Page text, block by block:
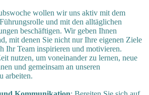
wollen wir uns aktiv mit dem
und mit den alltäglichen
beschäftigen. Wir geben Ihnen
mit denen Sie nicht nur Ihre eigenen Ziele
Ihr Team inspirieren und motivieren.
nutzen, um voneinander zu lernen, neue
und gemeinsam an unseren
arbeiten.